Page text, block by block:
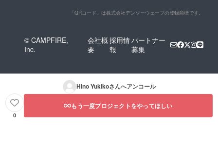
「QRコード」は株式会社デンソーウェーブの登録商標です。
© CAMPFIRE,
Inc.
会社概
要
採用情
報
パートナー
募集
Hino Yukikoさんへアンコール
0
もう一度プロジェクトをやってほしい